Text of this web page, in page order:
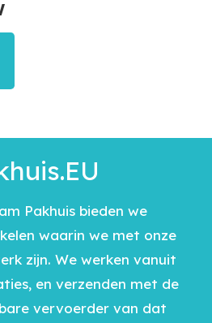
Pakhuis bieden we
waarin we met onze
zijn. We werken vanuit
en verzenden met de
vervoerder van dat